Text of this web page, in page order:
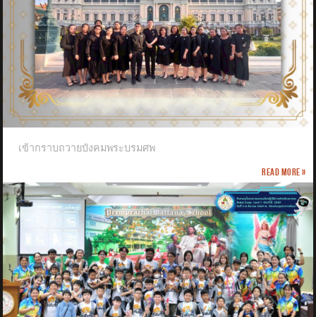
เข้ากราบถวายบังคมพระบรมศพ
Read more »